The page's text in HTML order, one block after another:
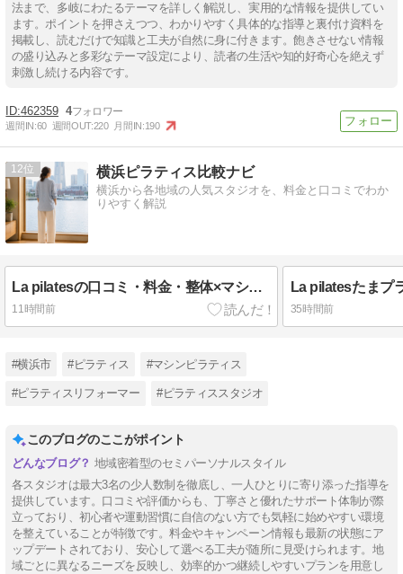
法まで、多岐にわたるテーマを詳しく解説し、実用的な情報を提供してい
ます。ポイントを押さえつつ、わかりやすく具体的な指導と裏付け資料を
掲載し、読むだけで知識と工夫が自然に身に付きます。飽きさせない情報
の盛り込みと多彩なテーマ設定により、読者の生活や知的好奇心を絶えず
刺激し続ける内容です。
462359 4
週間IN:60 週間OUT:220 月間IN:190
12 横浜ピラティス比較ナビ
横浜から各地域の人気スタジオを、料金と口コミでわか
りやすく解説
La pilatesの口コミ・料金・整体×マシンピラティスの魅力を解説
11時間前 35時間前
#横浜市 #ピラティス #マシンピラティス
#ピラティスリフォーマー #ピラティススタジオ
このブログのここがポイント
地域密着型のセミパーソナルスタイル
各スタジオは最大3名の少人数制を徹底し、一人ひとりに寄り添った指導を
提供しています。口コミや評価からも、丁寧さと優れたサポート体制が際
立っており、初心者や運動習慣に自信のない方でも気軽に始めやすい環境
を整えていることが特徴です。料金やキャンペーン情報も最新の状態にア
ップデートされており、安心して選べる工夫が随所に見受けられます。地
域ごとに異なるニーズを反映し、効率的かつ継続しやすいプランを用意し